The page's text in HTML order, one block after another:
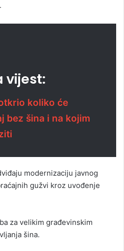
vijest:
koliko će
bez šina i na kojim
modernizaciju javnog
gužvi kroz uvođenje
za velikim građevinskim
šina.